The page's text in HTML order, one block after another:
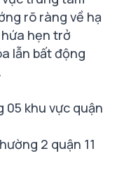
rõ ràng về hạ
hẹn trở
lẫn bất động
05 khu vực quận
2 quận 11